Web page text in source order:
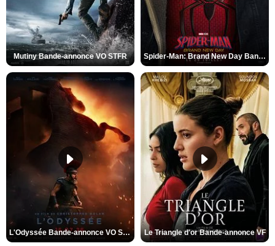
Mutiny Bande-annonce VO STFR Spider-Man: Brand New Day Bande-annonce VO STFR
L'Odyssée Bande-annonce VO STFR Le Triangle d'or Bande-annonce VF